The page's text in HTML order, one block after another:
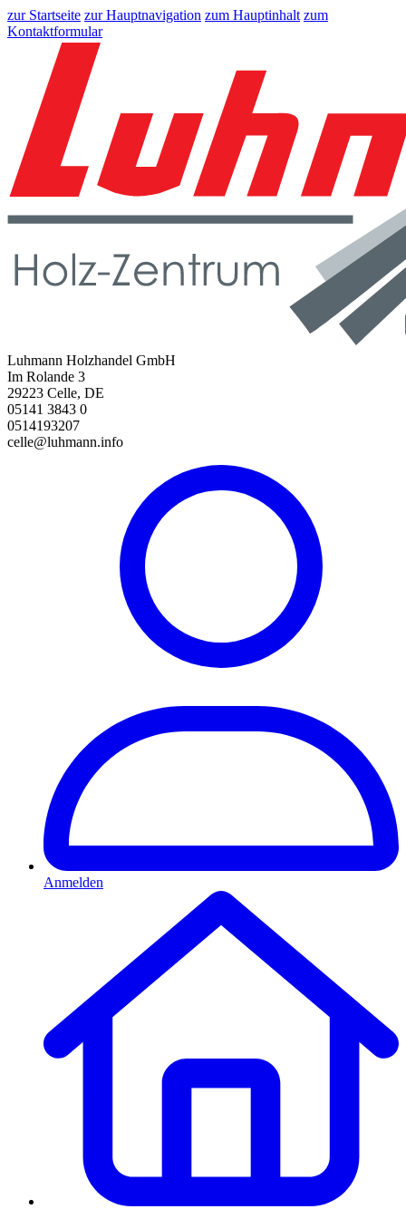
zur Startseite zur Hauptnavigation zum Hauptinhalt zum
Kontaktformular
Luhmann Holzhandel GmbH
Im Rolande 3
29223 Celle, DE
05141 3843 0
0514193207
celle@luhmann.info
Anmelden